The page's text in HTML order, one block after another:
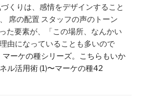
くりは、感情をデザインすること
席の配置 スタッフの声のトーン
た要素が、「この場所、なんかい
由になっていることも多いので
マーケの種シリーズ。こちらもいか
ル活用術 (1)〜マーケの種42